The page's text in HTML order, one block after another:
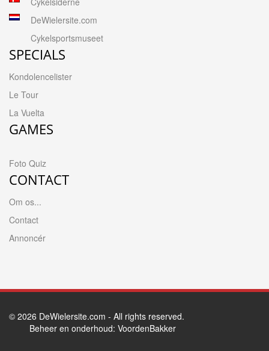
DeWielersite.com
Cykelsportsmuseet
SPECIALS
Kondolencelister
Le Tour
La Vuelta
GAMES
Foto Quiz
CONTACT
Om os...
Contact
Annoncér
© 2026 DeWielersite.com - All rights reserved.
Beheer en onderhoud: VoordenBakker